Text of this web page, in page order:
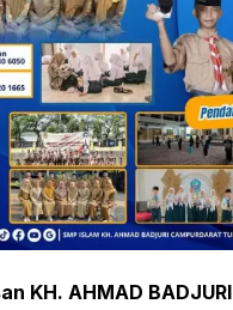
KH. AHMAD BADJURI